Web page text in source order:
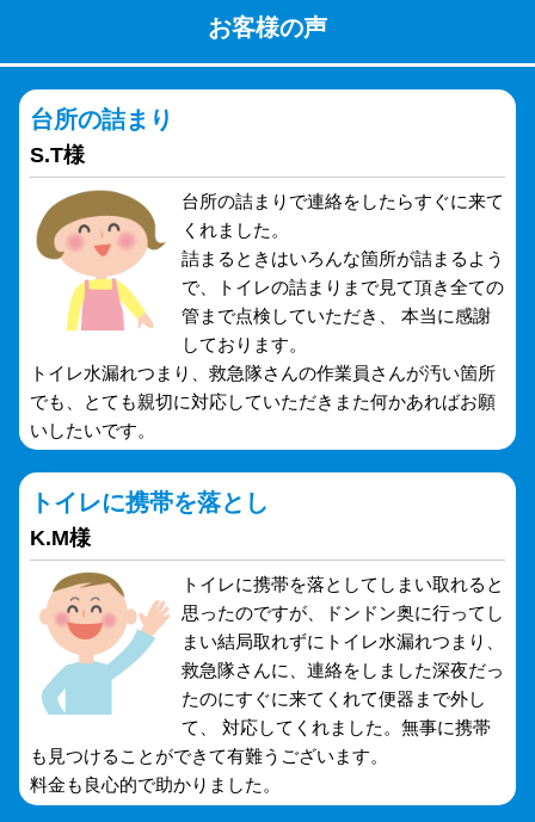
お客様の声
台所の詰まり
S.T様
台所の詰まりで連絡をしたらすぐに来て
くれました。
詰まるときはいろんな箇所が詰まるよう
で、トイレの詰まりまで見て頂き全ての
管まで点検していただき、 本当に感謝
しております。
トイレ水漏れつまり、救急隊さんの作業員さんが汚い箇所
でも、とても親切に対応していただきまた何かあればお願
いしたいです。
トイレに携帯を落とし
K.M様
トイレに携帯を落としてしまい取れると
思ったのですが、ドンドン奥に行ってし
まい結局取れずにトイレ水漏れつまり、
救急隊さんに、連絡をしました深夜だっ
たのにすぐに来てくれて便器まで外し
て、 対応してくれました。無事に携帯
も見つけることができて有難うございます。
料金も良心的で助かりました。